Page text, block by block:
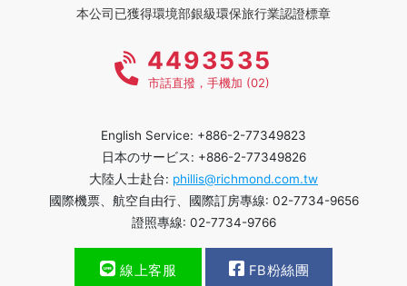
本公司已獲得環境部銀級環保旅行業認證標章
4493535
市話直撥，手機加 (02)
English Service: +886-2-77349823
日本のサービス: +886-2-77349826
大陸人士赴台: phillis@richmond.com.tw
國際機票、航空自由行、國際訂房專線: 02-7734-9656
證照專線: 02-7734-9766
線上客服 FB粉絲團